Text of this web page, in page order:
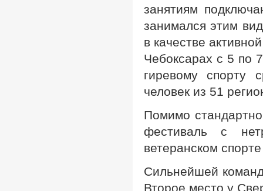
занятиям
занимался этим
в качестве
Чебоксарах с 5 по
гиревому спорту
человек из 51
Помимо
фестиваль с
ветеранском
Сильнейшей
Второе место у